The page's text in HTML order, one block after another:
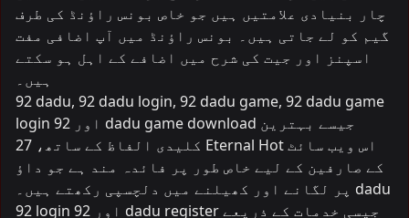
چار بنیادی علامتیں ہیں جو خاص بونس راؤنڈ کی طرف
گیم کو لے جاتی ہیں۔ بونس راؤنڈ میں آپ اضافی مفت
اسپنز اور جیت کی شرح میں اضافے کے اہل ہو سکتے
ہیں۔
92 dadu, 92 dadu login, 92 dadu game, 92 dadu game
login اور 92 dadu game download جیسے بہترین
کلیدی الفاظ کے ساتھ، 27 Eternal Hot اس ویب سائٹ
کے صارفین کے لیے خاص طور پر فائدہ مند ہے جو داؤ
پر لگانے اور کھیلنے میں دلچسپی رکھتے ہیں۔ dadu
92 login اور 92 dadu register جیسی خدمات کے ذریعے